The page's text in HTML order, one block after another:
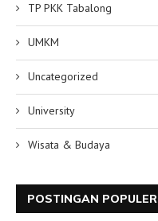
TP PKK Tabalong
UMKM
Uncategorized
University
Wisata & Budaya
POSTINGAN POPULER